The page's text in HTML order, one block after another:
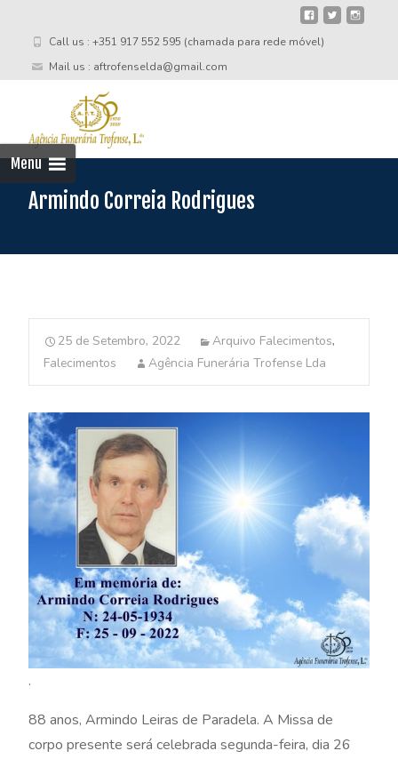
Call us : +351 917 552 595 (chamada para rede móvel)
Mail us : aftrofenselda@gmail.com
Menu
Armindo Correia Rodrigues
25 de Setembro, 2022 Arquivo Falecimentos,
Falecimentos
Agência Funerária Trofense Lda
.
88 anos, Armindo Leiras de Paradela. A Missa de
corpo presente será celebrada segunda-feira, dia 26